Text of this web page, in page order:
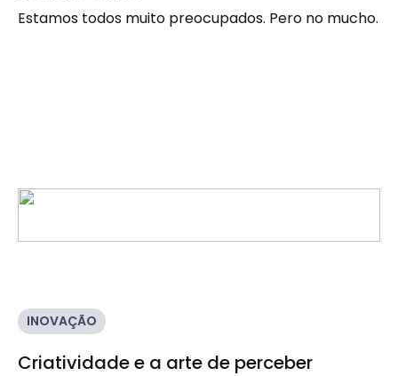
Estamos todos muito preocupados. Pero no mucho.
INOVAÇÃO
Criatividade e a arte de perceber